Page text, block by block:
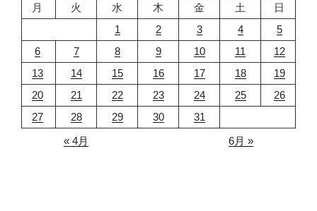
月
火 水 木 金 土
日
1
2 3 4
5
6
7 8 9 10 11
12
13
14 15 16 17 18
19
20
21 22 23 24 25
26
27
28 29 30
31
« 4月
6月 »